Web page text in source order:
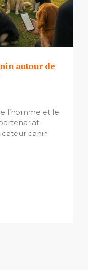
autour de
l’homme et le
canin